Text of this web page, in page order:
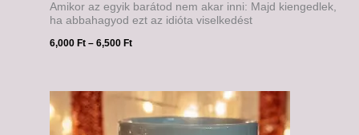
Amikor az egyik barátod nem akar inni: Majd kiengedlek,
ha abbahagyod ezt az idióta viselkedést
6,000 Ft – 6,500 Ft
6,000 Ft
6,500 Ft